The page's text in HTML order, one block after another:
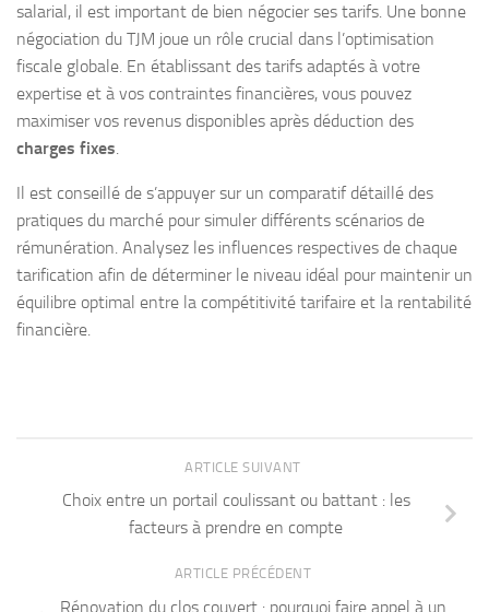
salarial, il est important de bien négocier ses tarifs. Une bonne
négociation du TJM joue un rôle crucial dans l’optimisation
fiscale globale. En établissant des tarifs adaptés à votre
expertise et à vos contraintes financières, vous pouvez
maximiser vos revenus disponibles après déduction des
charges fixes.
Il est conseillé de s’appuyer sur un comparatif détaillé des
pratiques du marché pour simuler différents scénarios de
rémunération. Analysez les influences respectives de chaque
tarification afin de déterminer le niveau idéal pour maintenir un
équilibre optimal entre la compétitivité tarifaire et la rentabilité
financière.
ARTICLE SUIVANT
Choix entre un portail coulissant ou battant : les
facteurs à prendre en compte
ARTICLE PRÉCÉDENT
Rénovation du clos couvert : pourquoi faire appel à un